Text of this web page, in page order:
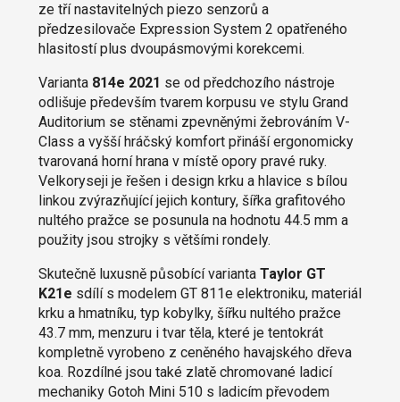
ze tří nastavitelných piezo senzorů a
předzesilovače Expression System 2 opatřeného
hlasitostí plus dvoupásmovými korekcemi.
Varianta 814e 2021 se od předchozího nástroje
odlišuje především tvarem korpusu ve stylu Grand
Auditorium se stěnami zpevněnými žebrováním V-
Class a vyšší hráčský komfort přináší ergonomicky
tvarovaná horní hrana v místě opory pravé ruky.
Velkoryseji je řešen i design krku a hlavice s bílou
linkou zvýrazňující jejich kontury, šířka grafitového
nultého pražce se posunula na hodnotu 44.5 mm a
použity jsou strojky s většími rondely.
Skutečně luxusně působící varianta Taylor GT
K21e sdílí s modelem GT 811e elektroniku, materiál
krku a hmatníku, typ kobylky, šířku nultého pražce
43.7 mm, menzuru i tvar těla, které je tentokrát
kompletně vyrobeno z ceněného havajského dřeva
koa. Rozdílné jsou také zlatě chromované ladicí
mechaniky Gotoh Mini 510 s ladicím převodem